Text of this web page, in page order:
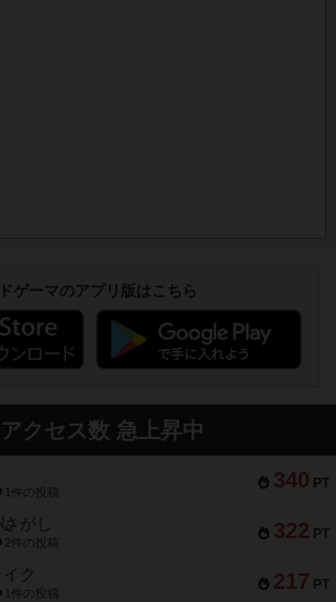
ゲーマのアプリ版はこちら
アクセス数 急上昇中
340 PT
1件の投稿
322 PT
がし
2件の投稿
217 PT
ク
1件の投稿